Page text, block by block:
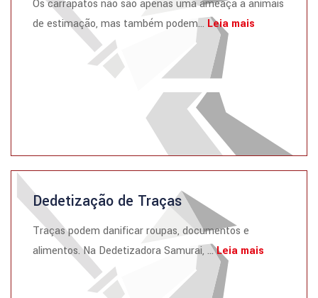
Os carrapatos não são apenas uma ameaça a animais
de estimação, mas também podem... Leia mais
Dedetização de Traças
Traças podem danificar roupas, documentos e
alimentos. Na Dedetizadora Samurai, ...Leia mais